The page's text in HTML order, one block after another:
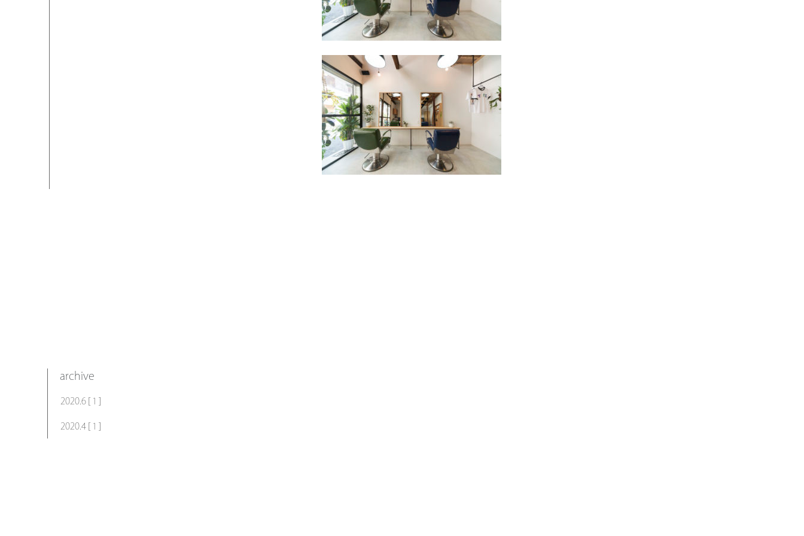
archive
2020.6 [ 1 ]
2020.4 [ 1 ]